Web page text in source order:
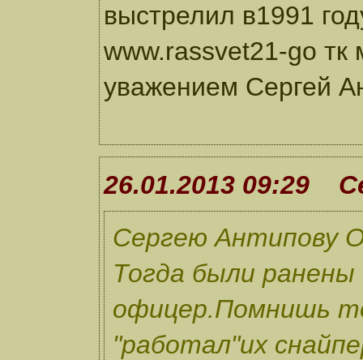
выстрелил в1991
www.rassvet21-go
уважением Сергей
26.01.2013 09:29
Сергею Антипову
Тогда были
офицер.Помнишь
"работал"их